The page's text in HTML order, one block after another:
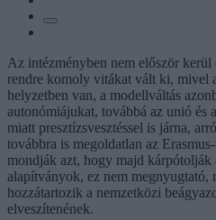
Az intézményben nem először kerül
rendre komoly vitákat vált ki, mivel
helyzetben van, a modellváltás
autonómiájukat, továbbá az unió és
miatt presztízsvesztéssel is járna,
továbbra is megoldatlan az
mondják azt, hogy majd kárpótolják
alapítványok, ez nem megnyugtató,
hozzátartozik a nemzetközi
elveszítenének.